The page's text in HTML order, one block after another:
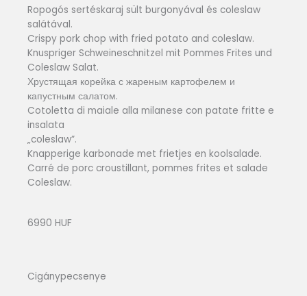
Ropogós sertéskaraj sült burgonyával és coleslaw
salátával.
Crispy pork chop with fried potato and coleslaw.
Knuspriger Schweineschnitzel mit Pommes Frites und
Coleslaw Salat.
Хрустящая корейка с жареным картофелем и
капустным салатом.
Cotoletta di maiale alla milanese con patate fritte e
insalata
„coleslaw”.
Knapperige karbonade met frietjes en koolsalade.
Carré de porc croustillant, pommes frites et salade
Coleslaw.
6990 HUF
Cigánypecsenye